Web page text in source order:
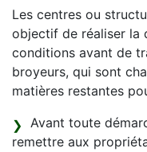
Les centres ou
objectif de réaliser la
conditions avant de
broyeurs, qui sont
matières restantes
Avant toute
remettre aux